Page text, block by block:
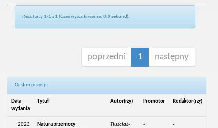
Rezultaty 1-1 z 1 (Czas wyszukiwania: 0.0 sekund).
poprzedni 1 następny
Odsłon pozycji:
Data
wydania
Tytuł Autor(rzy) Promotor Redaktor(rzy)
2023
Natura przemocy
Tłuściak-
- -